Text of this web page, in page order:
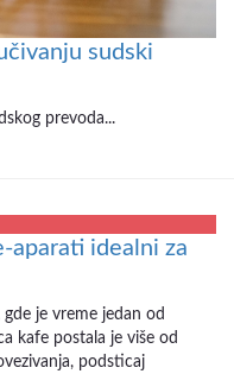
sudski
prevoda...
aparati idealni za
je vreme jedan od
kafe postala je više od
podsticaj